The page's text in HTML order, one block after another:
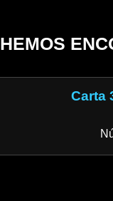
HEMOS
Carta